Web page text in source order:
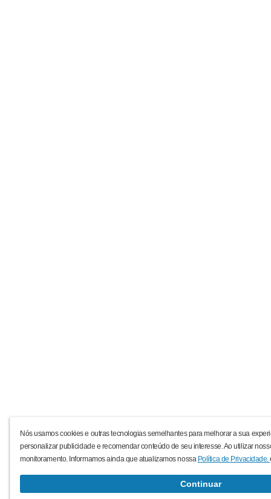
Nós usamos cookies e outras tecnologias semelhantes para melhorar a sua
personalizar publicidade e recomendar conteúdo de seu interesse. Ao utilizar
monitoramento. Informamos ainda que atualizamos nossa Política de Privacidade.
Continuar